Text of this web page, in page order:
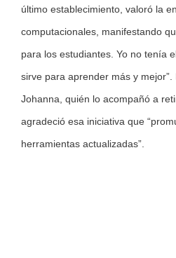
último establecimiento, valoró la
computacionales, manifestando
para los estudiantes. Yo no tenía
sirve para aprender más y mejor”.
Johanna, quién lo acompañó a
agradeció esa iniciativa que
herramientas actualizadas”.